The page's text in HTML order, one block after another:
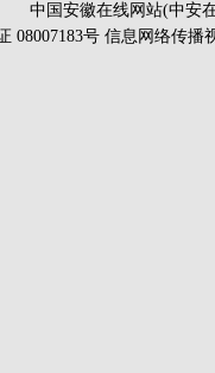
中国安徽在线网站(中安
08007183号 信息网络传播